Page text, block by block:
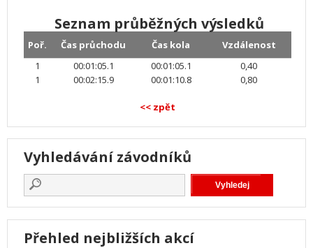
Seznam průběžných výsledků
Poř. Čas průchodu Čas kola
Vzdálenost
1
00:01:05.1 00:01:05.1
0,40
1
00:02:15.9 00:01:10.8 0,80
<< zpět
Vyhledávání závodníků
Přehled nejbližších akcí